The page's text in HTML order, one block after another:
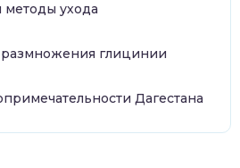
методы ухода
глицинии
Дагестана